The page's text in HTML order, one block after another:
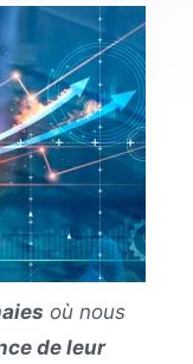
où nous
de leur